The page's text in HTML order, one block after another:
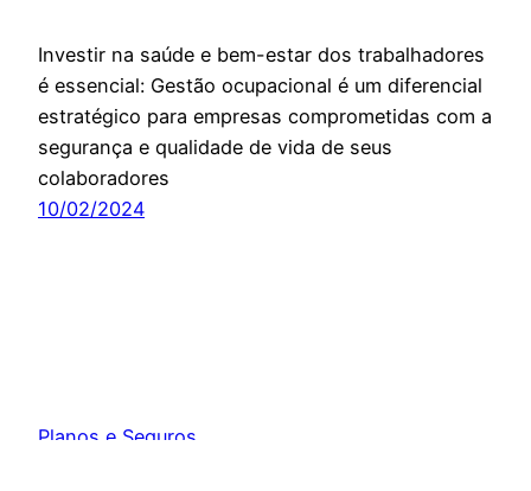
Investir na saúde e bem-estar dos trabalhadores
é essencial: Gestão ocupacional é um diferencial
estratégico para empresas comprometidas com a
segurança e qualidade de vida de seus
colaboradores
10/02/2024
Planos e Seguros